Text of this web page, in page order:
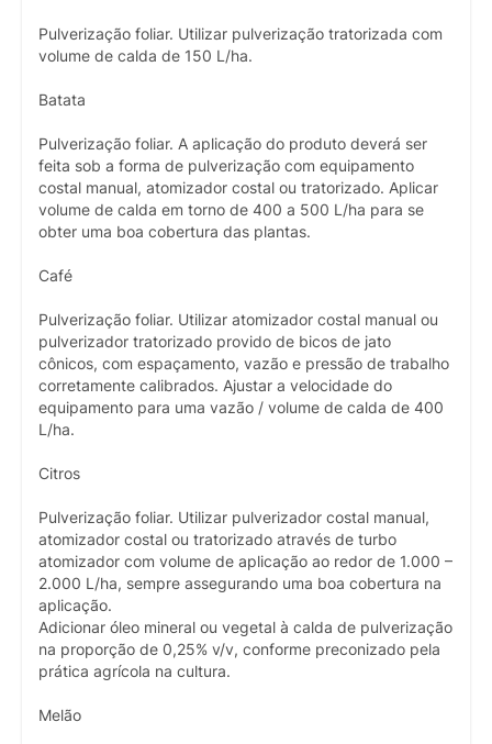
Pulverização foliar. Utilizar pulverização tratorizada com
volume de calda de 150 L/ha.
Batata
Pulverização foliar. A aplicação do produto deverá ser
feita sob a forma de pulverização com equipamento
costal manual, atomizador costal ou tratorizado. Aplicar
volume de calda em torno de 400 a 500 L/ha para se
obter uma boa cobertura das plantas.
Café
Pulverização foliar. Utilizar atomizador costal manual ou
pulverizador tratorizado provido de bicos de jato
cônicos, com espaçamento, vazão e pressão de trabalho
corretamente calibrados. Ajustar a velocidade do
equipamento para uma vazão / volume de calda de 400
L/ha.
Citros
Pulverização foliar. Utilizar pulverizador costal manual,
atomizador costal ou tratorizado através de turbo
atomizador com volume de aplicação ao redor de 1.000 –
2.000 L/ha, sempre assegurando uma boa cobertura na
aplicação.
Adicionar óleo mineral ou vegetal à calda de pulverização
na proporção de 0,25% v/v, conforme preconizado pela
prática agrícola na cultura.
Melão